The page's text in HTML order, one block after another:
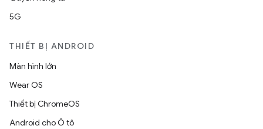
5G
THIẾT BỊ ANDROID
Màn hình lớn
Wear OS
Thiết bị ChromeOS
Android cho Ô tô